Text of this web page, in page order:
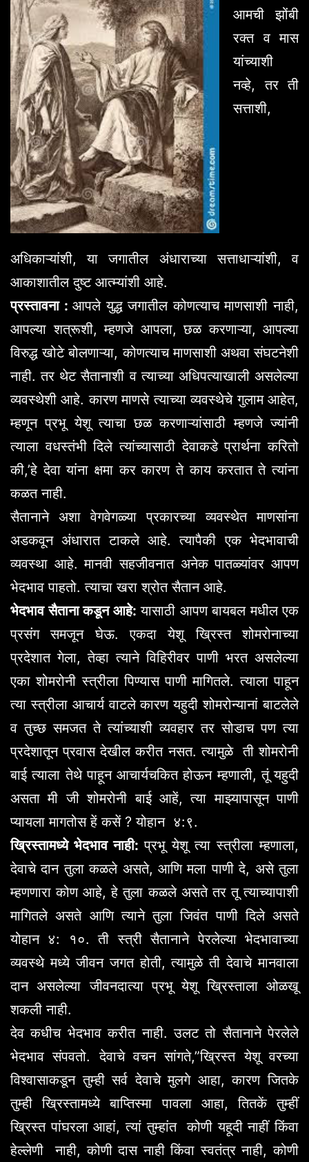
आमची झोंबी
रक्त व मास
यांच्याशी
नव्हे, तर ती
सत्ताशी,
अधिकाऱ्यांशी, या जगातील अंधाराच्या सत्ताधाऱ्यांशी, व
आकाशातील दुष्ट आत्म्यांशी आहे.
प्रस्तावना :आपले युद्ध जगातील कोणत्याच माणसाशी नाही,
आपल्या शत्रूशी, म्हणजे आपला, छळ करणाऱ्या, आपल्या
विरुद्ध खोटे बोलणाऱ्या, कोणत्याच माणसाशी अथवा संघटनेशी
नाही. तर थेट सैतानाशी व त्याच्या अधिपत्याखाली असलेल्या
व्यवस्थेशी आहे. कारण माणसे त्याच्या व्यवस्थेचे गुलाम आहेत,
म्हणून प्रभू येशू त्याचा छळ करणाऱ्यांसाठी म्हणजे ज्यांनी
त्याला वधस्तंभी दिले त्यांच्यासाठी देवाकडे प्रार्थना करितो
की,’हे देवा यांना क्षमा कर कारण ते काय करतात ते त्यांना
कळत नाही.
सैतानाने अशा वेगवेगळ्या प्रकारच्या व्यवस्थेत माणसांना
अडकवून अंधारात टाकले आहे. त्यापैकी एक भेदभावाची
व्यवस्था आहे. मानवी सहजीवनात अनेक पातळ्यांवर आपण
भेदभाव पाहतो. त्याचा खरा श्रोत सैतान आहे.
भेदभाव सैताना कडून आहे: यासाठी आपण बायबल मधील एक
प्रसंग समजून घेऊ. एकदा येशू ख्रिस्त शोमरोनाच्या
प्रदेशात गेला, तेव्हा त्याने विहिरीवर पाणी भरत असलेल्या
एका शोमरोनी स्त्रीला पिण्यास पाणी मागितले. त्याला पाहून
त्या स्त्रीला आचार्य वाटले कारण यहुदी शोमरोन्यानां बाटलेले
व तुच्छ समजत ते त्यांच्याशी व्यवहार तर सोडाच पण त्या
प्रदेशातून प्रवास देखील करीत नसत. त्यामुळे ती शोमरोनी
बाई त्याला तेथे पाहून आचार्यचकित होऊन म्हणाली, तूं यहुदी
असता मी जी शोमरोनी बाई आहें, त्या माझ्यापासून पाणी
प्यायला मागतोस हें कसें ? योहान ४:९.
ख्रिस्तामध्ये भेदभाव नाही:प्रभू येशू त्या स्त्रीला म्हणाला,
देवाचे दान तुला कळले असते, आणि मला पाणी दे, असे तुला
म्हणणारा कोण आहे, हे तुला कळले असते तर तू त्याच्यापाशी
मागितले असते आणि त्याने तुला जिवंत पाणी दिले असते
योहान ४: १०. ती स्त्री सैतानाने पेरलेल्या भेदभावाच्या
व्यवस्थे मध्ये जीवन जगत होती, त्यामुळे ती देवाचे मानवाला
दान असलेल्या जीवनदात्या प्रभू येशू ख्रिस्ताला ओळखू
शकली नाही.
देव कधीच भेदभाव करीत नाही. उलट तो सैतानाने पेरलेले
भेदभाव संपवतो. देवाचे वचन सांगते,”ख्रिस्त येशू वरच्या
विश्वासाकडून तुम्ही सर्व देवाचे मुलगे आहा, कारण जितके
तुम्ही ख्रिस्तामध्ये बाप्तिस्मा पावला आहा, तितकें तुम्हीं
ख्रिस्त पांघरला आहां, त्यां तुम्हांत कोणी यहूदी नाहीं किंवा
हेल्लेणी नाही, कोणी दास नाही किंवा स्वतंत्र नाही, कोणी